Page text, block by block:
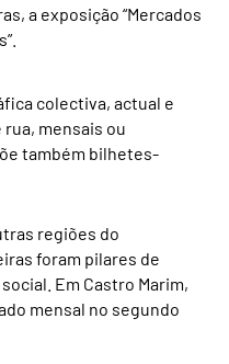
a exposição “Mercados
colectiva, actual e
mensais ou
também bilhetes-
regiões do
foram pilares de
Em Castro Marim,
mensal no segundo